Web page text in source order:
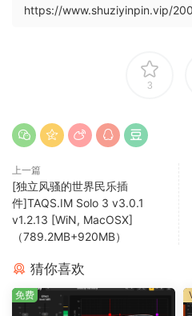
https://www.shuziyinpin.vip/
3
上一篇
[独立风骚的世界民乐插
件]TAQS.IM Solo 3 v3.0.1
v1.2.13 [WiN, MacOSX]
（789.2MB+920MB）
猜你喜欢
免费